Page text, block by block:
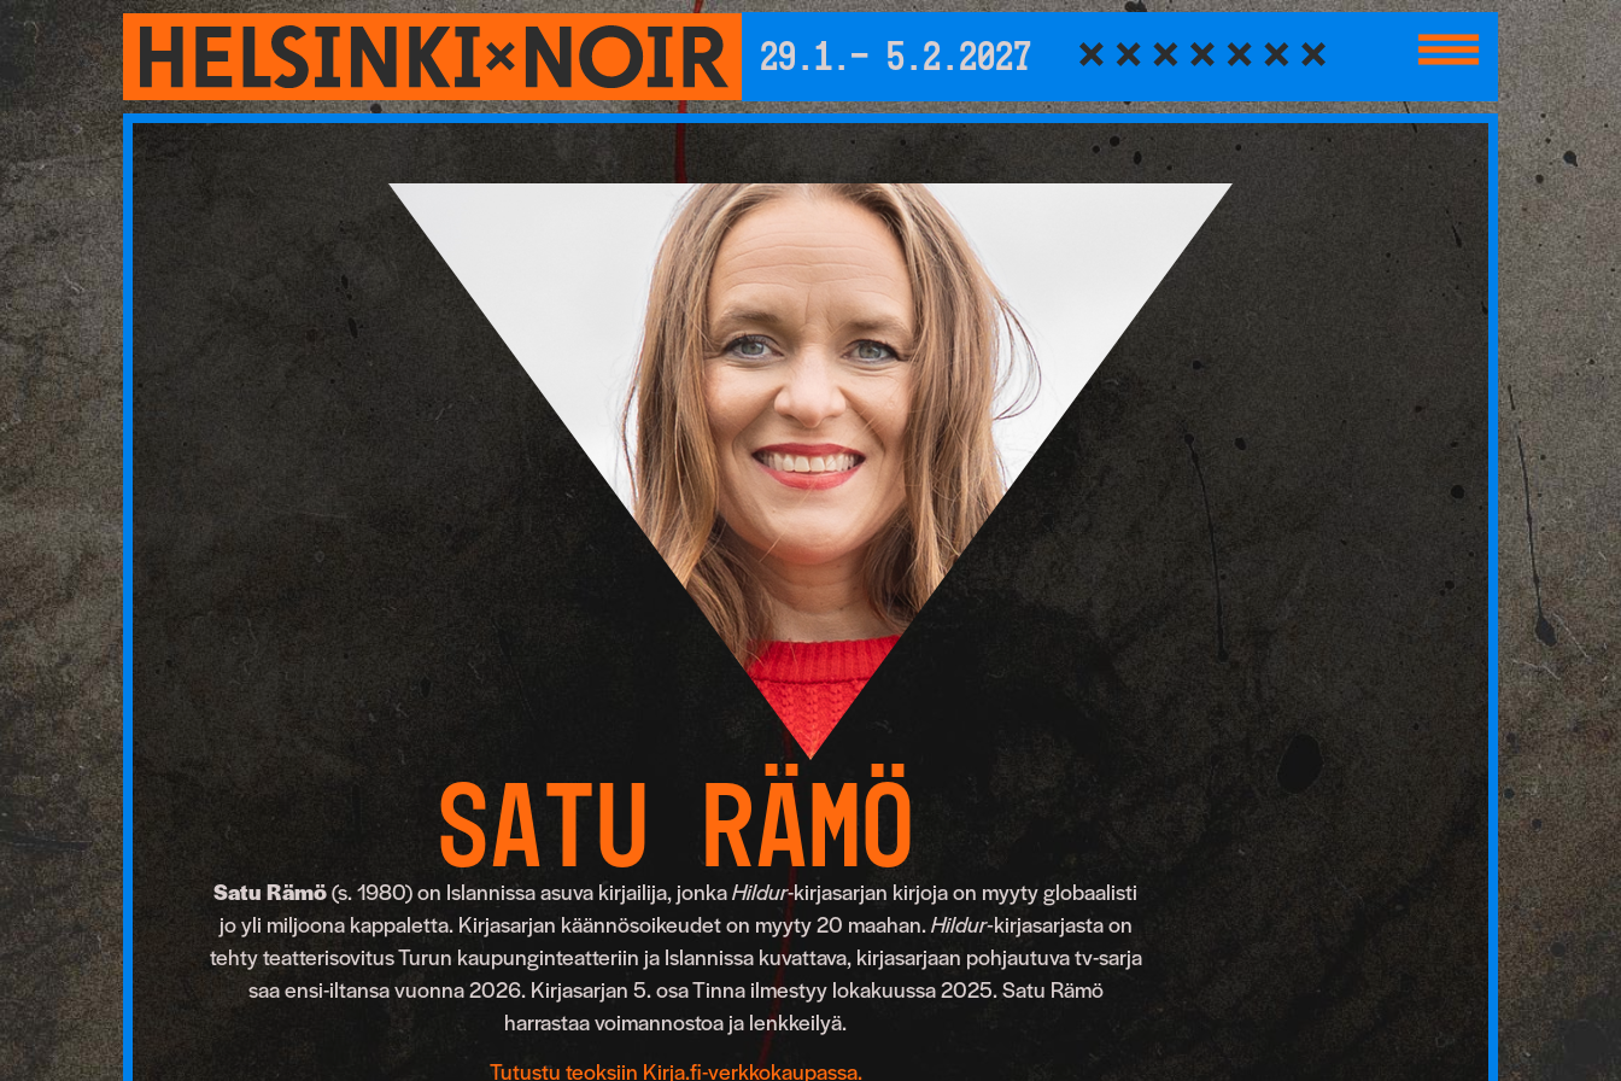
29.1.- 5.2.2027
Satu Rämö
Satu Rämö (s. 1980) on Islannissa asuva kirjailija, jonka Hildur-kirjasarjan kirjoja on myyty globaalisti
jo yli miljoona kappaletta. Kirjasarjan käännösoikeudet on myyty 20 maahan. Hildur-kirjasarjasta on
tehty teatterisovitus Turun kaupunginteatteriin ja Islannissa kuvattava, kirjasarjaan pohjautuva tv-sarja
saa ensi-iltansa vuonna 2026. Kirjasarjan 5. osa Tinna ilmestyy lokakuussa 2025. Satu Rämö
harrastaa voimannostoa ja lenkkeilyä.
Tutustu teoksiin Kirja.fi-verkkokaupassa.